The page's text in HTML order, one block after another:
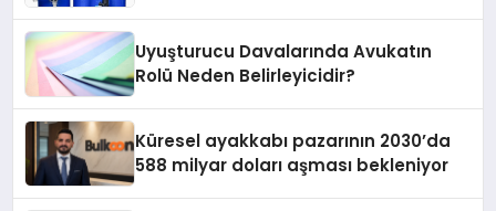
Uyuşturucu Davalarında Avukatın
Rolü Neden Belirleyicidir?
Küresel ayakkabı pazarının 2030’da
588 milyar doları aşması bekleniyor